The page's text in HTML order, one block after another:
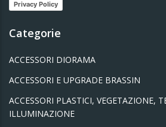
Privacy Policy
Categorie
ACCESSORI DIORAMA
ACCESSORI E UPGRADE BRASSIN
ACCESSORI PLASTICI, VEGETAZIONE,
ILLUMINAZIONE